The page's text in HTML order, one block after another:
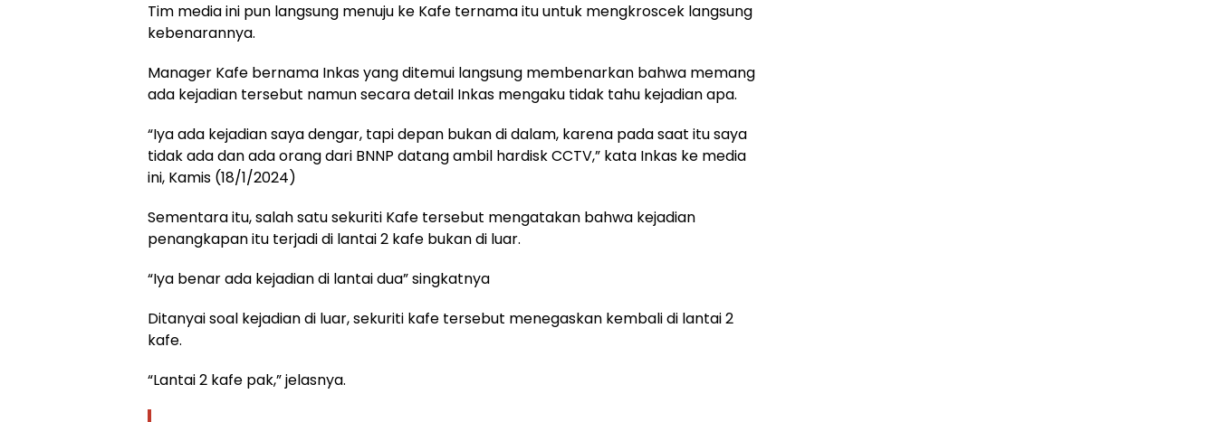
Tim media ini pun langsung menuju ke Kafe ternama itu untuk mengkroscek langsung
kebenarannya.
Manager Kafe bernama Inkas yang ditemui langsung membenarkan bahwa memang
ada kejadian tersebut namun secara detail Inkas mengaku tidak tahu kejadian apa.
“Iya ada kejadian saya dengar, tapi depan bukan di dalam, karena pada saat itu saya
tidak ada dan ada orang dari BNNP datang ambil hardisk CCTV,” kata Inkas ke media
ini, Kamis (18/1/2024)
Sementara itu, salah satu sekuriti Kafe tersebut mengatakan bahwa kejadian
penangkapan itu terjadi di lantai 2 kafe bukan di luar.
“Iya benar ada kejadian di lantai dua” singkatnya
Ditanyai soal kejadian di luar, sekuriti kafe tersebut menegaskan kembali di lantai 2
kafe.
“Lantai 2 kafe pak,” jelasnya.